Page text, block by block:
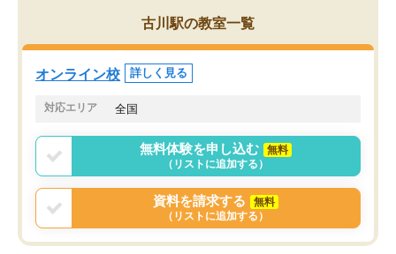
がら頑張って欲しいと思います！
古川駅の教室一覧
オンライン校 詳しく見る
対応エリア 全国
無料体験を申し込む
無料
（リストに追加する）
資料を請求する
無料
（リストに追加する）